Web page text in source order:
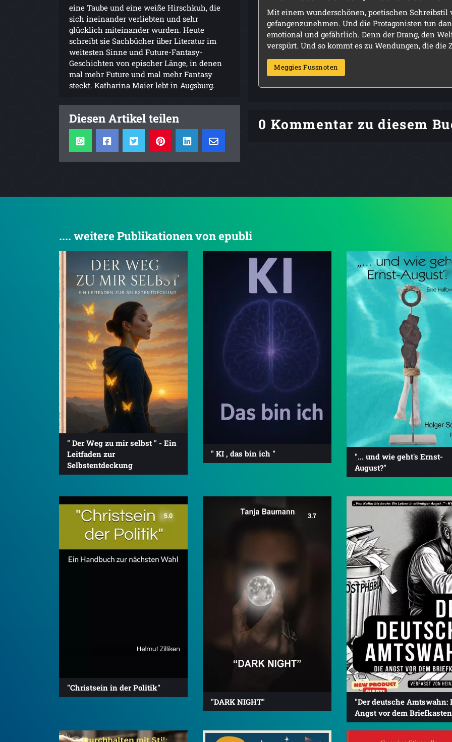
eine Taube und eine weiße Hirschkuh, die
sich ineinander verliebten und sehr
glücklich miteinander wurden. Heute
schreibt sie Sachbücher über Literatur im
weitesten Sinne und Future-Fantasy-
Geschichten von epischer Länge, in denen
mal mehr Future und mal mehr Fantasy
steckt. Katharina Maier lebt in Augsburg.
Diesen Artikel teilen
Mit einem wunderschönen, poetischen Schreibstil
gefangenzunehmen. Und die Protagonisten tun
emotional und gefährlich. Denn der Drang, den
verspürt. Und so kommt es zu Wendungen, die
Meggies Fussnoten
0 Kommentar zu diesem
.... weitere Publikationen von epubli
" Der Weg zu mir selbst " - Ein
Leitfaden zur
Selbstentdeckung
" KI , das bin ich "
"... und wie geht's Ernst-
August?"
5.0
"Christsein in der Politik"
3.7
"DARK NIGHT"
"Der deutsche Amtswahn:
Angst vor dem